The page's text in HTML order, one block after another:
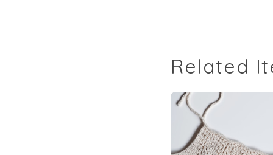
Related